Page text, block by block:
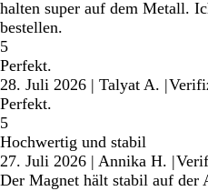
halten super auf dem Metall.
bestellen.
5
Perfekt.
28. Juli 2026 | Talyat A. |
Perfekt.
5
Hochwertig und stabil
27. Juli 2026 | Annika H. |
Der Magnet hält stabil auf der